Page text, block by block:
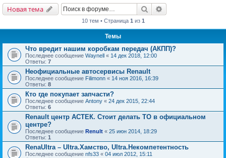
Новая тема Поиск
10 тем • Страница 1 из 1
Темы
Что вредит нашим коробкам передач (АКПП)?
Последнее сообщение Waynell « 14 дек 2018, 12:00
Ответы: 7
Неофициальные автосервисы Renault
Последнее сообщение Filimonn « 14 ноя 2016, 16:39
Ответы: 8
Кто где покупает запчасти?
Последнее сообщение Antony « 24 дек 2015, 22:44
Ответы: 6
Renault центр АСТЕК. Стоит делать ТО в официальном
центре?
Последнее сообщение Renult « 25 июн 2014, 18:29
Ответы: 1
RenaUltra – Ultra.Хамство, Ultra.Некомпетентность
Последнее сообщение nfs33 « 04 июл 2012, 15:11